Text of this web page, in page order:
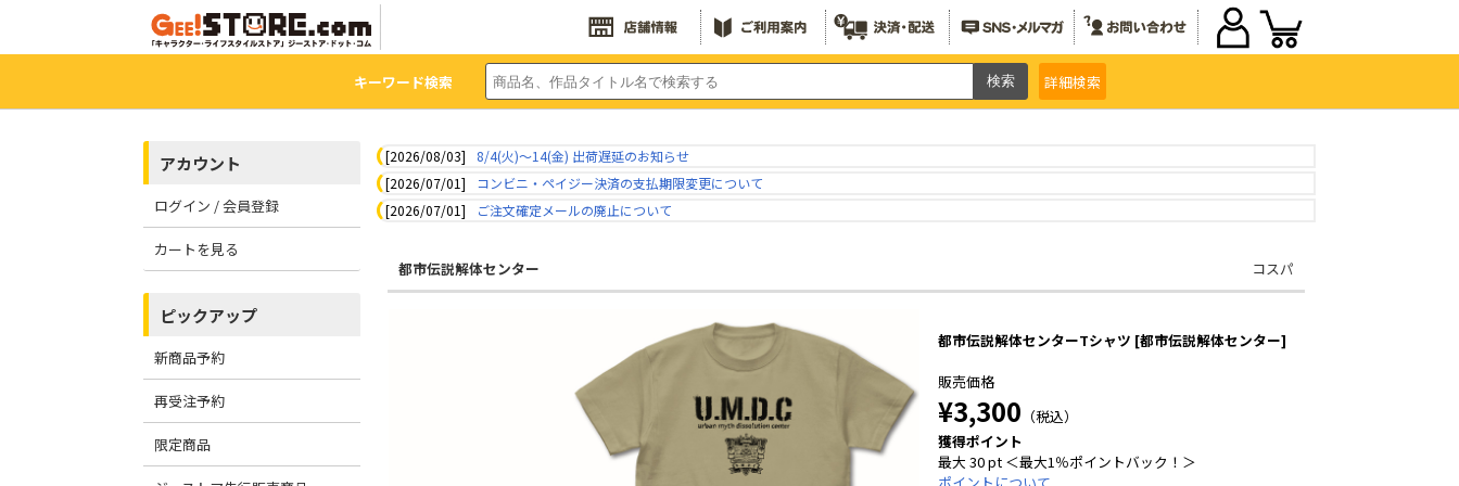
キーワード検索 詳細検索
アカウント
ログイン / 会員登録
カートを見る
ピックアップ
新商品予約
再受注予約
限定商品
[2026/08/03]
8/4(火)～14(金) 出荷遅延のお知らせ
[2026/07/01]
コンビニ・ペイジー決済の支払期限変更について
[2026/07/01]
ご注文確定メールの廃止について
都市伝説解体センター コスパ
都市伝説解体センターTシャツ [都市伝説解体センター]
販売価格
¥3,300 （税込）
獲得ポイント
最大 30 pt ＜最大1％ポイントバック！＞